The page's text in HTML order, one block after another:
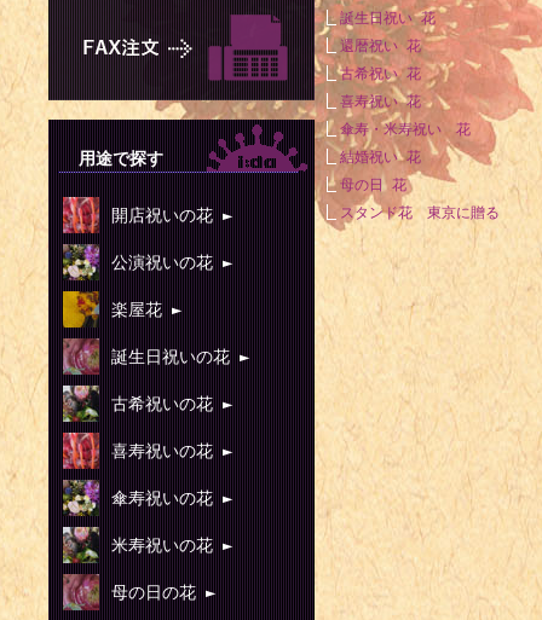
誕生日祝い 花
還暦祝い 花
古希祝い 花
喜寿祝い 花
傘寿・米寿祝い 花
結婚祝い 花
母の日 花
スタンド花 東京に贈る
用途で探す
開店祝いの花 ►
公演祝いの花 ►
楽屋花 ►
誕生日祝いの花 ►
古希祝いの花 ►
喜寿祝いの花 ►
傘寿祝いの花 ►
米寿祝いの花 ►
母の日の花 ►